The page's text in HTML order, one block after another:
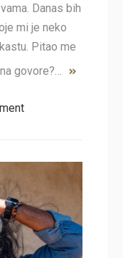
Danas bih
mi je neko
Pitao me
govore?…